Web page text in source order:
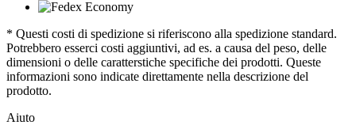
* Questi costi di spedizione si riferiscono alla spedizione standard.
Potrebbero esserci costi aggiuntivi, ad es. a causa del peso, delle
dimensioni o delle caratterstiche specifiche dei prodotti. Queste
informazioni sono indicate direttamente nella descrizione del
prodotto.
Aiuto